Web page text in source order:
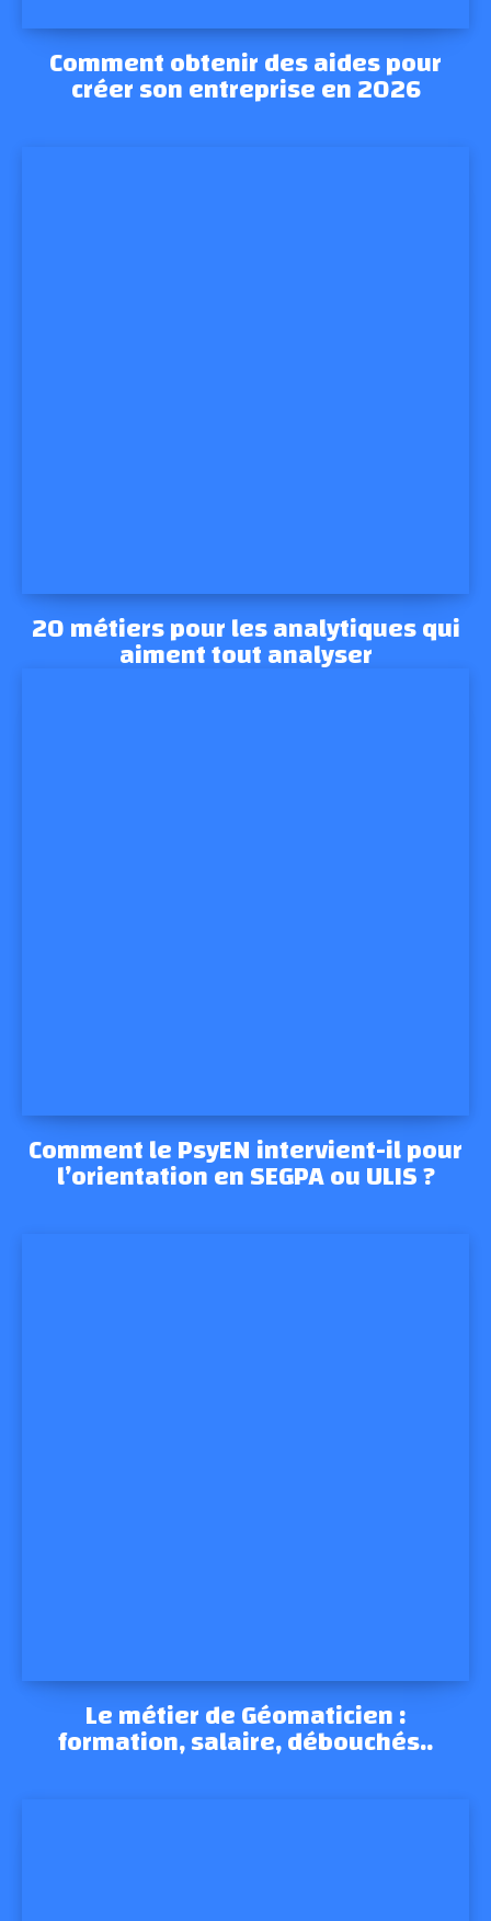
Comment obtenir des aides pour
créer son entreprise en 2026
20 métiers pour les analytiques qui
aiment tout analyser
Comment le PsyEN intervient-il pour
l’orientation en SEGPA ou ULIS ?
Le métier de Géomaticien :
formation, salaire, débouchés..